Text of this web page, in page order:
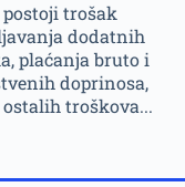
postoji trošak
dodatnih
plaćanja bruto i
doprinosa,
troškova...